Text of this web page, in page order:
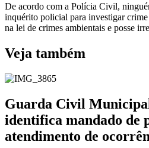
De acordo com a Polícia Civil,
inquérito policial para investigar
na lei de crimes ambientais e posse
Veja também
Guarda Civil
identifica mandado de
atendimento de